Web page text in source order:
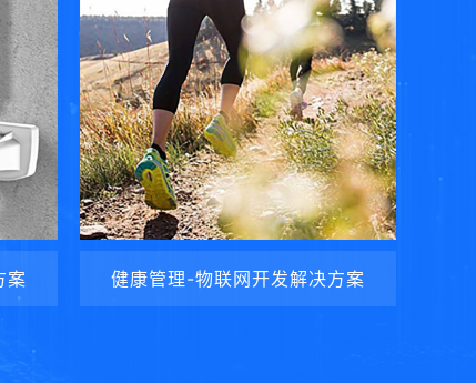
案 健康管理-物联网开发解决方案